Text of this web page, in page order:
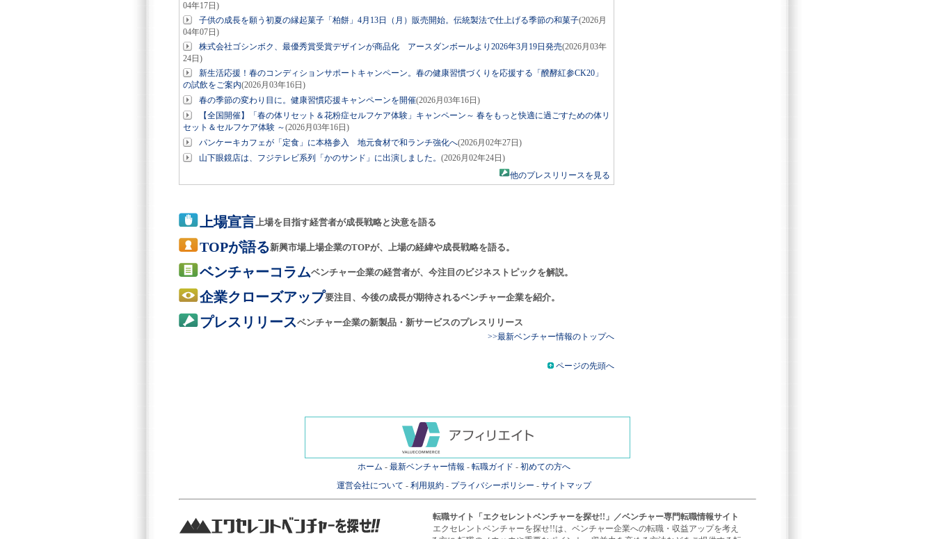
04年17日)
子供の成長を願う初夏の縁起菓子「柏餅」4月13日（月）販売開始。伝統製法で仕上げる季節の和菓子(2026月
04年07日)
株式会社ゴシンボク、最優秀賞受賞デザインが商品化 アースダンボールより2026年3月19日発売(2026月03年
24日)
新生活応援！春のコンディションサポートキャンペーン。春の健康習慣づくりを応援する「醗酵紅参CK20」
の試飲をご案内(2026月03年16日)
春の季節の変わり目に。健康習慣応援キャンペーンを開催(2026月03年16日)
【全国開催】「春の体リセット＆花粉症セルフケア体験」キャンペーン～ 春をもっと快適に過ごすための体リ
セット＆セルフケア体験 ～(2026月03年16日)
パンケーキカフェが「定食」に本格参入 地元食材で和ランチ強化へ(2026月02年27日)
山下眼鏡店は、フジテレビ系列「かのサンド」に出演しました。 (2026月02年24日)
他のプレスリリースを見る
上場宣言上場を目指す経営者が成長戦略と決意を語る
TOPが語る新興市場上場企業のTOPが、上場の経緯や成長戦略を語る。
ベンチャーコラムベンチャー企業の経営者が、今注目のビジネストピックを解説。
企業クローズアップ要注目、今後の成長が期待されるベンチャー企業を紹介。
プレスリリースベンチャー企業の新製品・新サービスのプレスリリース
>>最新ベンチャー情報のトップへ
ページの先頭へ
ホーム - 最新ベンチャー情報 - 転職ガイド - 初めての方へ
運営会社について - 利用規約 - プライバシーポリシー - サイトマップ
転職サイト
「エクセレントベンチャーを探せ!!」／ベンチャー専門転職情報サイト
エクセレントベンチャーを探せ!!は、ベンチャー企業への転職・収益アップを考え